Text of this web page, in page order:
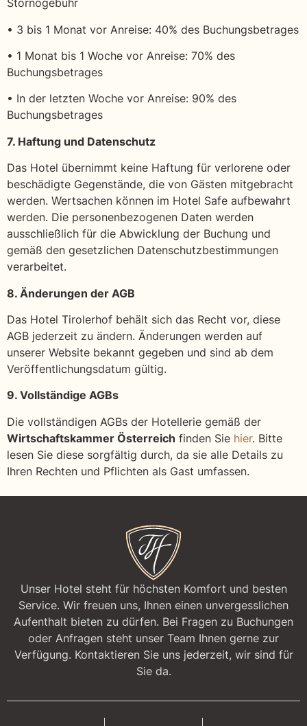
Stornogebühr
• 3 bis 1 Monat vor Anreise: 40% des Buchungsbetrages
• 1 Monat bis 1 Woche vor Anreise: 70% des
Buchungsbetrages
• In der letzten Woche vor Anreise: 90% des
Buchungsbetrages
7. Haftung und Datenschutz
Das Hotel übernimmt keine Haftung für verlorene oder
beschädigte Gegenstände, die von Gästen mitgebracht
werden. Wertsachen können im Hotel Safe aufbewahrt
werden. Die personenbezogenen Daten werden
ausschließlich für die Abwicklung der Buchung und
gemäß den gesetzlichen Datenschutzbestimmungen
verarbeitet.
8. Änderungen der AGB
Das Hotel Tirolerhof behält sich das Recht vor, diese
AGB jederzeit zu ändern. Änderungen werden auf
unserer Website bekannt gegeben und sind ab dem
Veröffentlichungsdatum gültig.
9. Vollständige AGBs
Die vollständigen AGBs der Hotellerie gemäß der
Wirtschaftskammer Österreich finden Sie hier. Bitte
lesen Sie diese sorgfältig durch, da sie alle Details zu
Ihren Rechten und Pflichten als Gast umfassen.
Unser Hotel steht für höchsten Komfort und besten
Service. Wir freuen uns, Ihnen einen unvergesslichen
Aufenthalt bieten zu dürfen. Bei Fragen zu Buchungen
oder Anfragen steht unser Team Ihnen gerne zur
Verfügung. Kontaktieren Sie uns jederzeit, wir sind für
Sie da.